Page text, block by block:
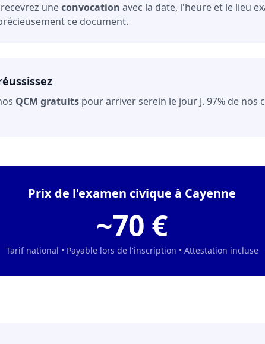
uneconvocation avec la date, l'heure et le lieu
ce document.
QCM gratuits pour arriver serein le jour J. 97% de nos
Prix de l'examen civique à Cayenne
~70 €
Tarif national • Payable lors de l'inscription • Attestation incluse